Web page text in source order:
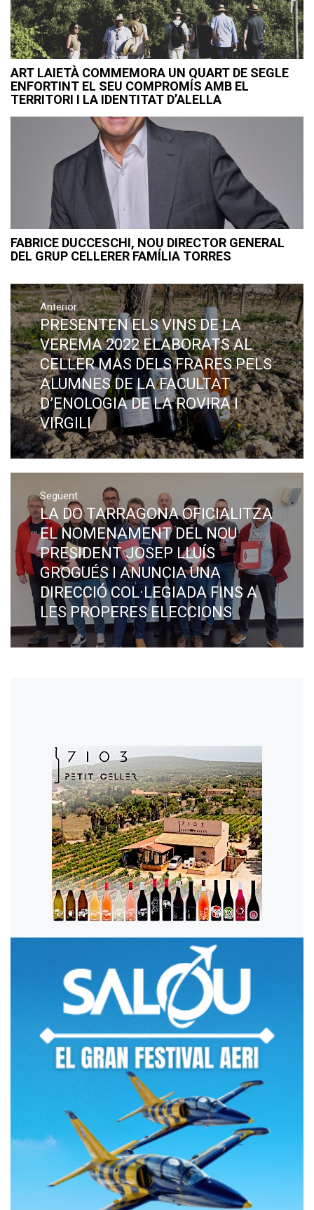
ART LAIETÀ COMMEMORA UN QUART DE SEGLE
ENFORTINT EL SEU COMPROMÍS AMB EL
TERRITORI I LA IDENTITAT D’ALELLA
FABRICE DUCCESCHI, NOU DIRECTOR GENERAL
DEL GRUP CELLERER FAMÍLIA TORRES
Navegació
d'entrades
Anterior
Previous
post:
PRESENTEN ELS VINS DE LA
VEREMA 2022 ELABORATS AL
CELLER MAS DELS FRARES PELS
ALUMNES DE LA FACULTAT
D’ENOLOGIA DE LA ROVIRA I
VIRGILI
Següent
Next
post:
LA DO TARRAGONA OFICIALITZA
EL NOMENAMENT DEL NOU
PRESIDENT JOSEP LLUÍS
GROGUÉS I ANUNCIA UNA
DIRECCIÓ COL·LEGIADA FINS A
LES PROPERES ELECCIONS